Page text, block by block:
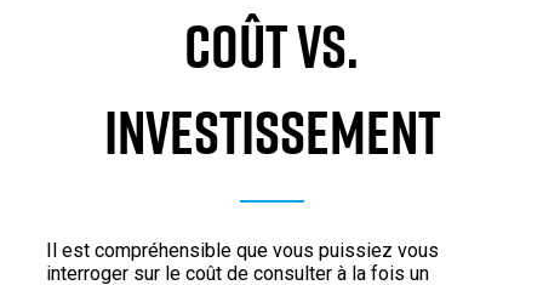
COÛT VS.
INVESTISSEMENT
Il est compréhensible que vous puissiez vous
interroger sur le coût de consulter à la fois un